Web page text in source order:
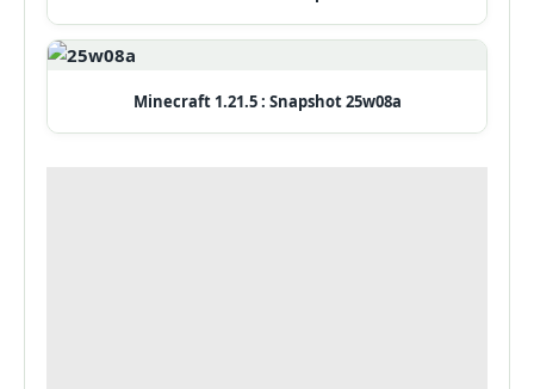
Minecraft 1.21.5 : Snapshot 25w08a